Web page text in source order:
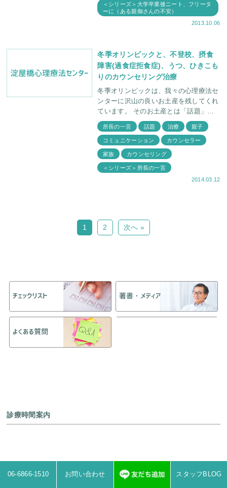
＜シリーズ＞大学卒業後ニート、フリータ
ーに（ある親御さんの不安）
2013.10.06
冬季オリンピックと、不登校、摂食
障害(過食症拒食症)、うつ、ひきこも
りのカウンセリング治療
冬季オリンピックは、我々の心理療法セ
ンターに沢山の良いお土産を残してくれ
ています。 そのお土産とは「話題」で
す。この冬季オリンピックの話題によっ
て、不登校、摂食障害（過食症拒食
症）、うつ、ひきこもり
所長の一言 話題 治療 親子
コミュニケーション カウンセラー
家族 カウンセリング
＜シリーズ＞所長の一言
2014.03.12
1 2 次へ »
診療時間案内
06-6866-1510 お問い合わせ スタッフBLOG